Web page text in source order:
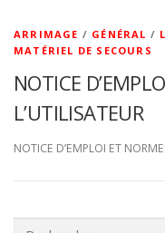
ARRIMAGE / GÉNÉRAL /
MATÉRIEL DE SECOURS
NOTICE
L’UTILISATEUR
NOTICE D’EMPLOI ET